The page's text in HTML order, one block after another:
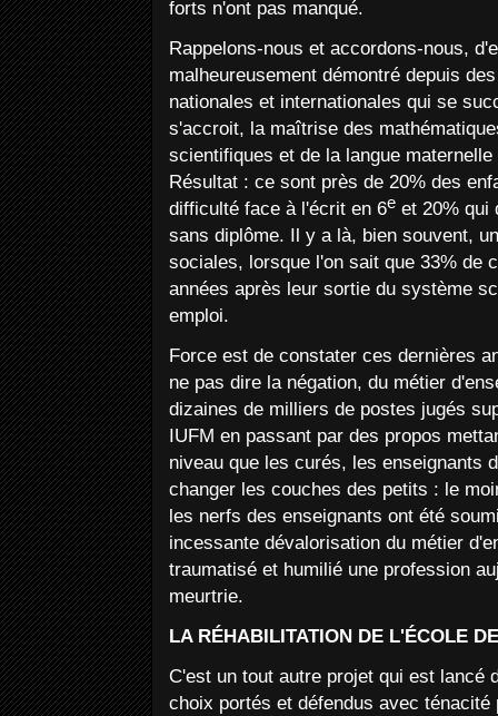
forts n'ont pas manqué.
Rappelons-nous et accordons-nous,
malheureusement démontré depuis
nationales et internationales qui se
s'accroit, la maîtrise des
scientifiques et de la langue
Résultat : ce sont près de 20% des
difficulté face à l'écrit en 6e et 20% qui
sans diplôme. Il y a là, bien souvent,
sociales, lorsque l'on sait que 33% de
années après leur sortie du système
emploi.
Force est de constater ces dernières
ne pas dire la négation, du métier
dizaines de milliers de postes jugés
IUFM en passant par des propos
niveau que les curés, les enseignants
changer les couches des petits : le
les nerfs des enseignants ont été
incessante dévalorisation du métier
traumatisé et humilié une profession
meurtrie.
LA RÉHABILITATION DE L'ÉCOLE
C'est un tout autre projet qui est lancé
choix portés et défendus avec